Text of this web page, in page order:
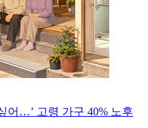
어…’ 고령 가구 40% 노후